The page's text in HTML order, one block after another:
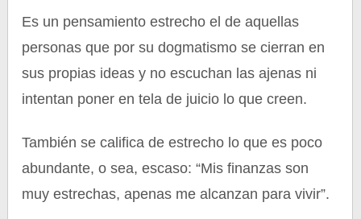
Es un pensamiento estrecho el de aquellas
personas que por su dogmatismo se cierran en
sus propias ideas y no escuchan las ajenas ni
intentan poner en tela de juicio lo que creen.
También se califica de estrecho lo que es poco
abundante, o sea, escaso: “Mis finanzas son
muy estrechas, apenas me alcanzan para vivir”.